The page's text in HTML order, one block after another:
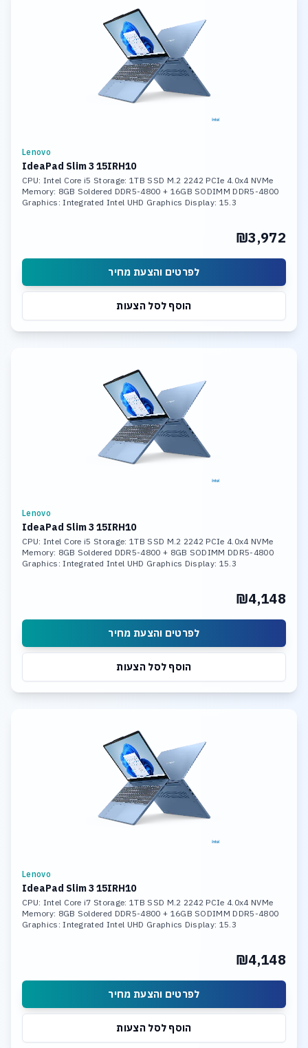
Lenovo
IdeaPad Slim 3 15IRH10
CPU: Intel Core i5 Storage: 1TB SSD M.2 2242 PCIe 4.0x4 NVMe
Memory: 8GB Soldered DDR5-4800 + 16GB SODIMM DDR5-4800
Graphics: Integrated Intel UHD Graphics Display: 15.3
₪3,972
לפרטים והצעת מחיר
הוסף לסל הצעות
Lenovo
IdeaPad Slim 3 15IRH10
CPU: Intel Core i5 Storage: 1TB SSD M.2 2242 PCIe 4.0x4 NVMe
Memory: 8GB Soldered DDR5-4800 + 8GB SODIMM DDR5-4800
Graphics: Integrated Intel UHD Graphics Display: 15.3
₪4,148
לפרטים והצעת מחיר
הוסף לסל הצעות
Lenovo
IdeaPad Slim 3 15IRH10
CPU: Intel Core i7 Storage: 1TB SSD M.2 2242 PCIe 4.0x4 NVMe
Memory: 8GB Soldered DDR5-4800 + 16GB SODIMM DDR5-4800
Graphics: Integrated Intel UHD Graphics Display: 15.3
₪4,148
לפרטים והצעת מחיר
הוסף לסל הצעות